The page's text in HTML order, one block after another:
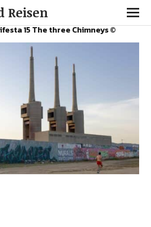
Reisen
15 The three Chimneys ©